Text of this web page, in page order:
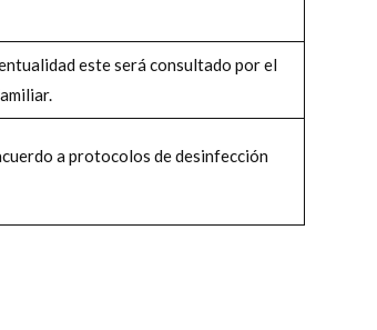
este será consultado por el
a protocolos de desinfección